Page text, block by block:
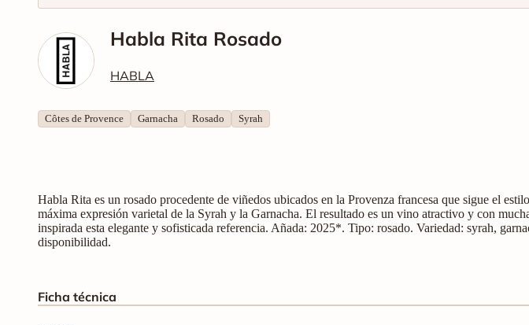
Habla Rita Rosado
HABLA
Côtes de Provence Garnacha Rosado Syrah
Habla Rita es un rosado procedente de viñedos ubicados en la Provenza francesa que sigue el
máxima expresión varietal de la Syrah y la Garnacha. El resultado es un vino atractivo y con
inspirada esta elegante y sofisticada referencia. Añada: 2025*. Tipo: rosado. Variedad: syrah,
disponibilidad.
Ficha técnica